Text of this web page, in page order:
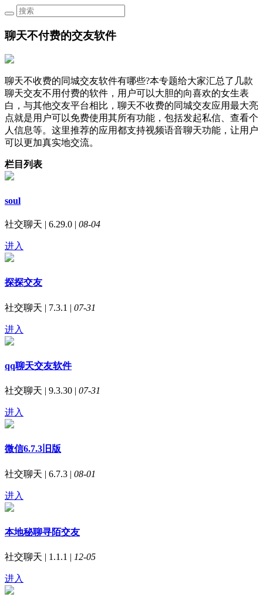
聊天不付费的交友软件
聊天不收费的同城交友软件有哪些?本专题给大家汇总了几款
聊天交友不用付费的软件，用户可以大胆的向喜欢的女生表
白，与其他交友平台相比，聊天不收费的同城交友应用最大亮
点就是用户可以免费使用其所有功能，包括发起私信、查看个
人信息等。这里推荐的应用都支持视频语音聊天功能，让用户
可以更加真实地交流。
栏目列表
soul
社交聊天 | 6.29.0 | 08-04
进入
探探交友
社交聊天 | 7.3.1 | 07-31
进入
qq聊天交友软件
社交聊天 | 9.3.30 | 07-31
进入
微信6.7.3旧版
社交聊天 | 6.7.3 | 08-01
进入
本地秘聊寻陌交友
社交聊天 | 1.1.1 | 12-05
进入